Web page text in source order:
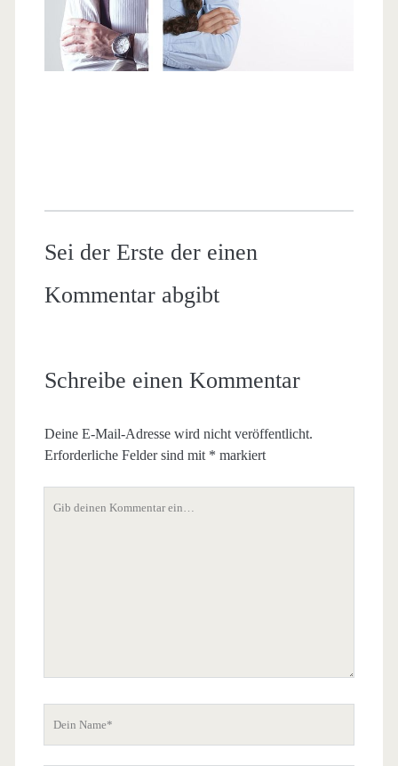
Sei der Erste der einen
Kommentar abgibt
Schreibe einen Kommentar
Deine E-Mail-Adresse wird nicht veröffentlicht.
Erforderliche Felder sind mit * markiert